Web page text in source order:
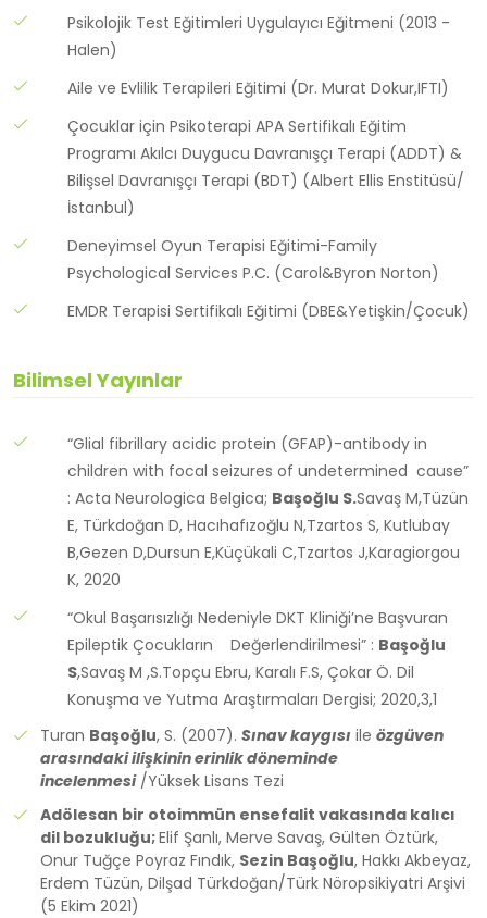
Psikolojik Test Eğitimleri Uygulayıcı Eğitmeni (2013 -
Halen)
Aile ve Evlilik Terapileri Eğitimi (Dr. Murat Dokur,IFTI)
Çocuklar için Psikoterapi APA Sertifikalı Eğitim
Programı Akılcı Duygucu Davranışçı Terapi (ADDT) &
Bilişsel Davranışçı Terapi (BDT) (Albert Ellis Enstitüsü/
İstanbul)
Deneyimsel Oyun Terapisi Eğitimi-Family
Psychological Services P.C. (Carol&Byron Norton)
EMDR Terapisi Sertifikalı Eğitimi (DBE&Yetişkin/Çocuk)
Bilimsel Yayınlar
“Glial fibrillary acidic protein (GFAP)-antibody in
children with focal seizures of undetermined cause”
: Acta Neurologica Belgica; Başoğlu S.Savaş M,Tüzün
E, Türkdoğan D, Hacıhafızoğlu N,Tzartos S, Kutlubay
B,Gezen D,Dursun E,Küçükali C,Tzartos J,Karagiorgou
K, 2020
“Okul Başarısızlığı Nedeniyle DKT Kliniği’ne Başvuran
Epileptik Çocukların Değerlendirilmesi” : Başoğlu
S,Savaş M ,S.Topçu Ebru, Karalı F.S, Çokar Ö. Dil
Konuşma ve Yutma Araştırmaları Dergisi; 2020,3,1
Turan Başoğlu, S. (2007). Sınav kaygısı ile özgüven
arasındaki ilişkinin erinlik döneminde
incelenmesi/Yüksek Lisans Tezi
Adölesan bir otoimmün ensefalit vakasında kalıcı
dil bozukluğu;Elif Şanlı, Merve Savaş, Gülten Öztürk,
Onur Tuğçe Poyraz Fındık, Sezin Başoğlu, Hakkı Akbeyaz,
Erdem Tüzün, Dilşad Türkdoğan/Türk Nöropsikiyatri Arşivi
(5 Ekim 2021)